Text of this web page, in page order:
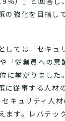
の強化を目指し
しては「セキュ
「従業員への意
に挙がりまし
に従事する人材
キュリティ人
ます。レバテッ